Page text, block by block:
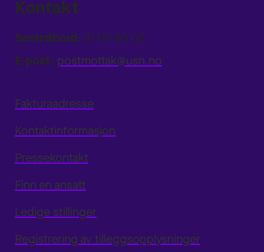
Kontakt
Sentralbord: 31 00 80 00
E-post: postmottak@usn.no
Fakturaadresse
Kontaktinformasjon
Pressekontakt
Finn en ansatt
Ledige stillinger
Registrering av tilleggsopplysninger